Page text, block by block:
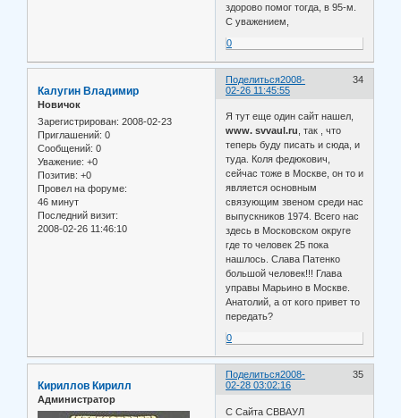
здорово помог тогда, в 95-м.
С уважением,
0
Поделиться 34
2008-
02-26 11:45:55
Калугин Владимир
Новичок
Зарегистрирован: 2008-02-23
Приглашений: 0
Сообщений: 0
Уважение: +0
Позитив: +0
Провел на форуме:
46 минут
Последний визит:
2008-02-26 11:46:10
Я тут еще один сайт нашел,
www. svvaul.ru , так , что
теперь буду писать и сюда, и
туда. Коля федюкович,
сейчас тоже в Москве, он то и
является основным
связующим звеном среди нас
выпускников 1974. Всего нас
здесь в Московском округе
где то человек 25 пока
нашлось. Слава Патенко
большой человек!!! Глава
управы Марьино в Москве.
Анатолий, а от кого привет то
передать?
0
Поделиться 35
2008-
02-28 03:02:16
Кириллов Кирилл
Администратор
С Сайта СВВАУЛ